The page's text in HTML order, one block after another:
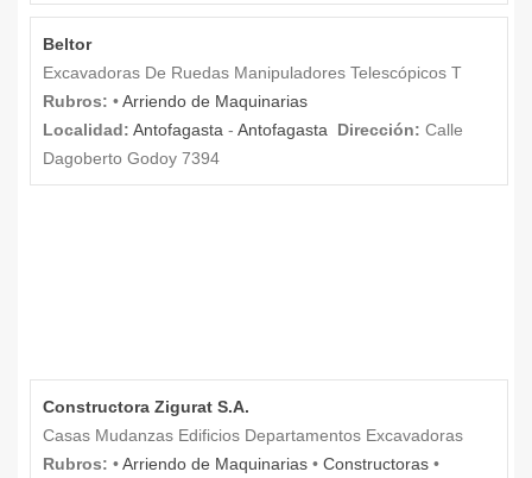
Beltor
Excavadoras De Ruedas Manipuladores Telescópicos T
Rubros: •Arriendo de Maquinarias
Localidad: Antofagasta - Antofagasta Dirección: Calle
Dagoberto Godoy 7394
Constructora Zigurat S.A.
Casas Mudanzas Edificios Departamentos Excavadoras
Rubros: •Arriendo de Maquinarias • Constructoras •